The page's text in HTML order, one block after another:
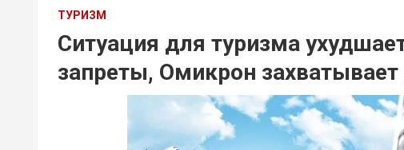
ТУРИЗМ
Ситуация для туризма
запреты, Омикрон